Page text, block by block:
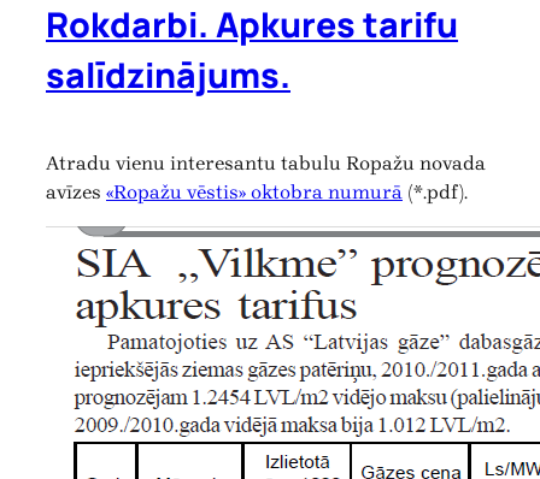
Rokdarbi. Apkures tarifu
salīdzinājums.
Atradu vienu interesantu tabulu Ropažu novada
avīzes «Ropažu vēstis» oktobra numurā (*.pdf).